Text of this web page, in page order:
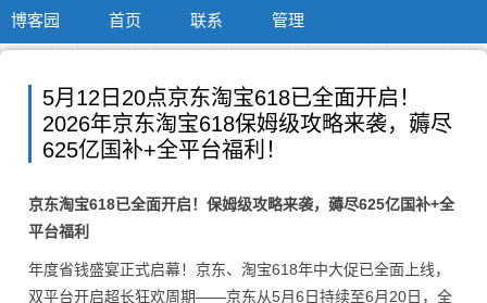
博客园 首页 联系 管理
5月12日20点京东淘宝618已全面开启！
2026年京东淘宝618保姆级攻略来袭，薅尽
625亿国补+全平台福利！
京东淘宝618已全面开启！保姆级攻略来袭，薅尽625亿国补+全
平台福利
年度省钱盛宴正式启幕！京东、淘宝618年中大促已全面上线，
双平台开启超长狂欢周期——京东从5月6日持续至6月20日，全